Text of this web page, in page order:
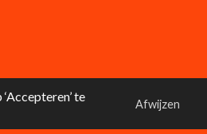
te
Afwijzen